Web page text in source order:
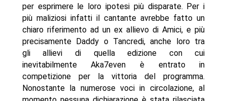
per esprimere le loro ipotesi più disparate. Per i
più maliziosi infatti il cantante avrebbe fatto un
chiaro riferimento ad un ex allievo di Amici, e più
precisamente Daddy o Tancredi, anche loro tra
gli allievi di quella edizione con cui
inevitabilmente Aka7even è entrato in
competizione per la vittoria del programma.
Nonostante la numerose voci in circolazione, al